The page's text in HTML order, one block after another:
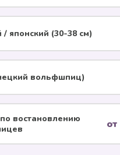
японский (30-38 см)
вольфшпиц)
воcтановлению